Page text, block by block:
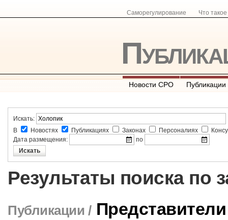
Саморегулирование Что
Новости СРО Публикации
Искать:
В
Новостях Публикациях Законах Персоналиях
Дата размещения:
по
Результаты поиска по
Публикации /